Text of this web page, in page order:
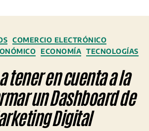
Categorías
COMERCIO ELECTRÓNICO
ECONOMÍA TECNOLOGÍAS
tener en cuenta a la
un Dashboard de
Digital